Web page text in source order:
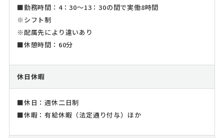
■勤務時間：4：30～13：30の間で実働8時間
※シフト制
※配属先により違いあり
■休憩時間：60分
休日休暇
■休日：週休二日制
■休暇：有給休暇（法定通り付与）ほか